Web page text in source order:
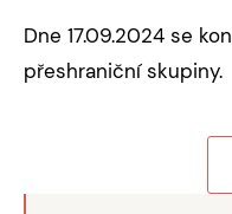
Dne 17.09.2024 se
přeshraniční skupiny.